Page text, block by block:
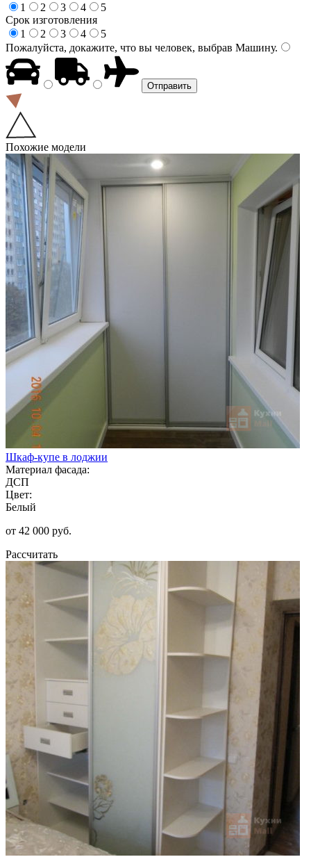
1
2 3 4
5
Срок изготовления
1
2 3 4
5
Пожалуйста, докажите, что вы человек, выбрав Машину.
Похожие модели
Шкаф-купе в лоджии
Материал фасада:
ДСП
Цвет:
Белый
от 42 000 руб.
Рассчитать